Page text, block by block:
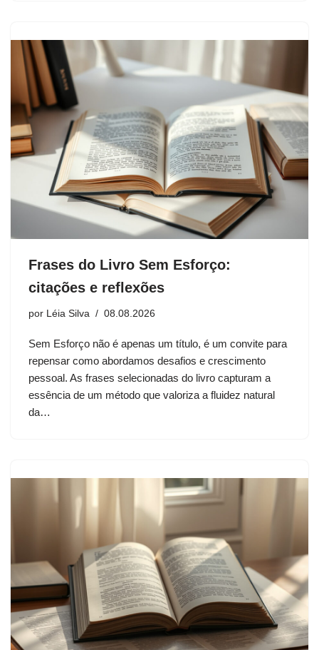
Frases do Livro Sem Esforço:
citações e reflexões
por Léia Silva 08.08.2026
Sem Esforço não é apenas um título, é um convite para
repensar como abordamos desafios e crescimento
pessoal. As frases selecionadas do livro capturam a
essência de um método que valoriza a fluidez natural
da…